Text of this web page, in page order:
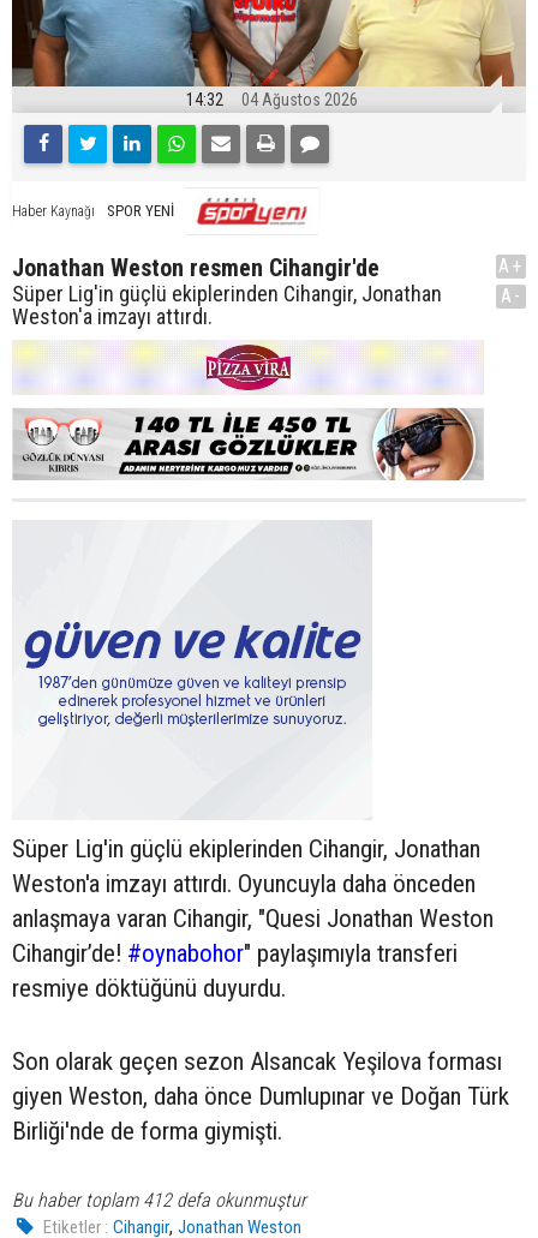
14:32 04 Ağustos 2026
Haber Kaynağı SPOR YENİ
Jonathan Weston resmen Cihangir'de
Süper Lig'in güçlü ekiplerinden Cihangir, Jonathan
Weston'a imzayı attırdı.
A+
A-
Süper Lig'in güçlü ekiplerinden Cihangir, Jonathan
Weston'a imzayı attırdı. Oyuncuyla daha önceden
anlaşmaya varan Cihangir, "Quesi Jonathan Weston
Cihangir’de! #oynabohor" paylaşımıyla transferi
resmiye döktüğünü duyurdu.
Son olarak geçen sezon Alsancak Yeşilova forması
giyen Weston, daha önce Dumlupınar ve Doğan Türk
Birliği'nde de forma giymişti.
Bu haber toplam 412 defa okunmuştur
Etiketler : Cihangir,Jonathan Weston